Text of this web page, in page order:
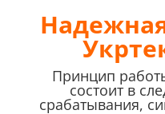
Принцип
состоит в
срабатывания,